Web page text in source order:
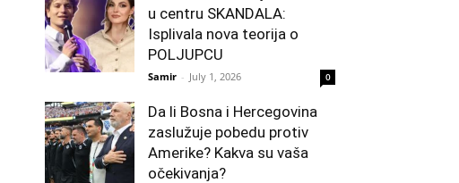
u centru SKANDALA:
Isplivala nova teorija o
POLJUPCU
Samir - July 1, 2026 0
Da li Bosna i Hercegovina
zaslužuje pobedu protiv
Amerike? Kakva su vaša
očekivanja?